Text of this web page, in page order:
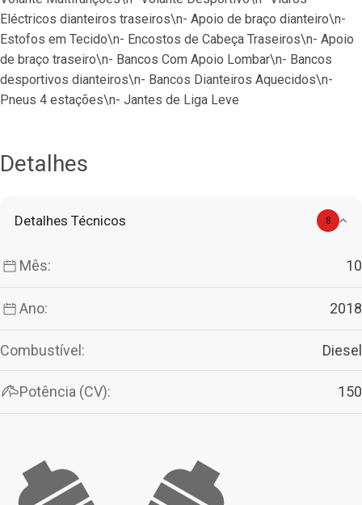
Eléctricos dianteiros traseiros\n- Apoio de braço dianteiro\n-
Estofos em Tecido\n- Encostos de Cabeça Traseiros\n- Apoio
de braço traseiro\n- Bancos Com Apoio Lombar\n- Bancos
desportivos dianteiros\n- Bancos Dianteiros Aquecidos\n-
Pneus 4 estações\n- Jantes de Liga Leve
Detalhes
Detalhes Técnicos 8
Mês: 10
Ano: 2018
Combustível: Diesel
Potência (CV): 150